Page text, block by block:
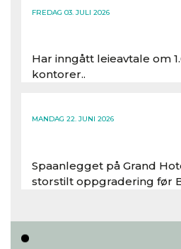
FREDAG 03. JULI 2026
Har inngått leieavtale om
kontorer..
MANDAG 22. JUNI 2026
Spaanlegget på Grand
storstilt oppgradering før
Les hele artikkelen